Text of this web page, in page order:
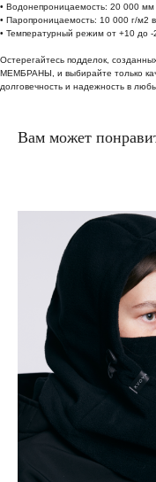
• Водонепроницаемость: 20 000 мм
• Паропроницаемость: 10 000 г/м2 в
• Температурный режим от +10 до -
Остерегайтесь подделок,
МЕМБРАНЫ, и выбирайте только
долговечность и надежность в
Вам может